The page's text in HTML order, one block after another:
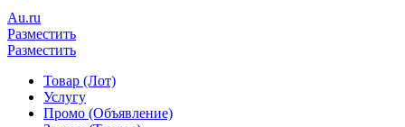
Au.ru
Разместить
Разместить
Товар (Лот)
Услугу
Промо (Объявление)